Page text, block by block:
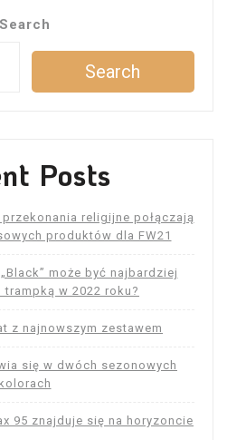
Search
Search
Posts
religijne połączają
produktów dla FW21
może być najbardziej
w 2022 roku?
z najnowszym zestawem
się w dwóch sezonowych
kolorach
95 znajduje się na horyzoncie